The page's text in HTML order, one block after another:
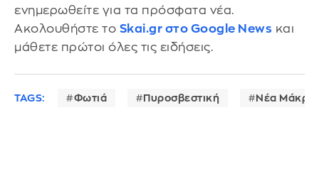
ενημερωθείτε για τα πρόσφατα νέα.
Ακολουθήστε το Skai.gr στο Google News και
μάθετε πρώτοι όλες τις ειδήσεις.
TAGS: Φωτιά Πυροσβεστική Νέα Μάκρη